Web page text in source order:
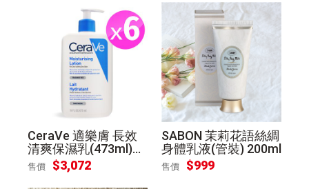
CeraVe 適樂膚 長效
清爽保濕乳(473ml)X6
團購組-國際航空版
售價 $3,072
SABON 茉莉花語絲綢
身體乳液(管裝) 200ml
售價 $999